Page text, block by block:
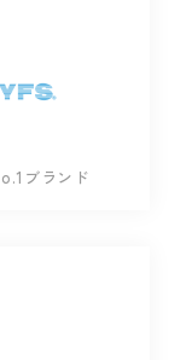
ブランド